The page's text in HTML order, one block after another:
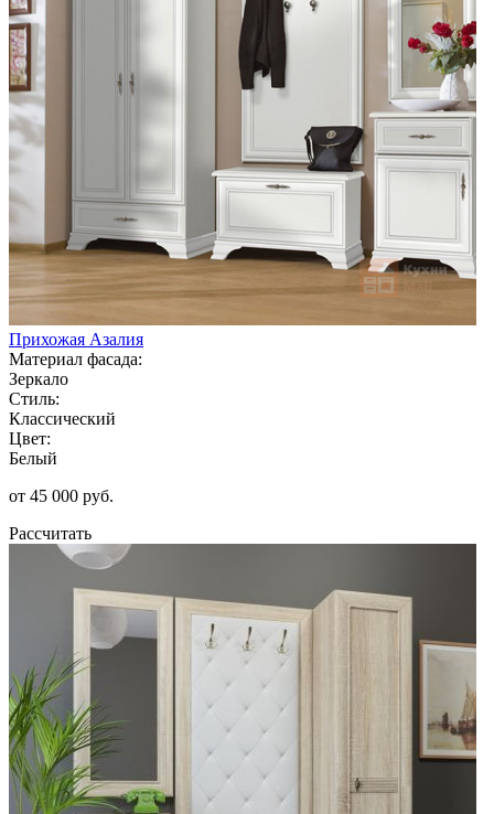
Прихожая Азалия
Материал фасада:
Зеркало
Стиль:
Классический
Цвет:
Белый
от 45 000 руб.
Рассчитать